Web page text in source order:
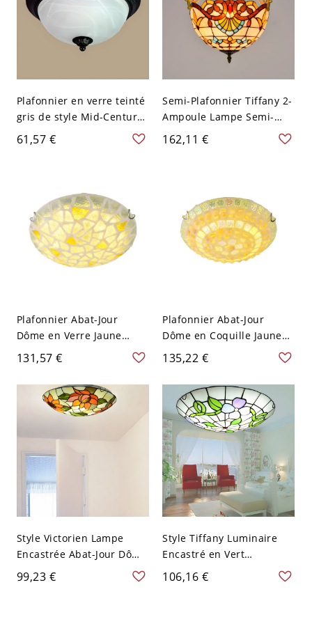
Plafonnier en verre teinté
gris de style Mid-Century
avec
LED/Incandescent/Fluores
61,57 €
Semi-Plafonnier Tiffany 2-
Ampoule Lampe Semi-
Encastrée en Métal Abat-
Jour Bol en Vitrail - Jaune
162,11 €
Plafonnier Abat-Jour
Dôme en Verre Jaune
Lampe Encastrée Style
Tiffany - Jaune 110 V-120
V 30,48 cm
131,57 €
Plafonnier Abat-Jour
Dôme en Coquille Jaune
Lampe Encastrée Style
Tiffany - Jaune 110 V-120
V 30,48 cm
135,22 €
Style Victorien Lampe
Encastrée Abat-Jour Dôme
en Verre Orange
Plafonnier Motif de
99,23 €
Style Tiffany Luminaire
Encastré en Vert
Plafonnier Abat-Jour en
Forme de Bol en Vitrail -
106,16 €